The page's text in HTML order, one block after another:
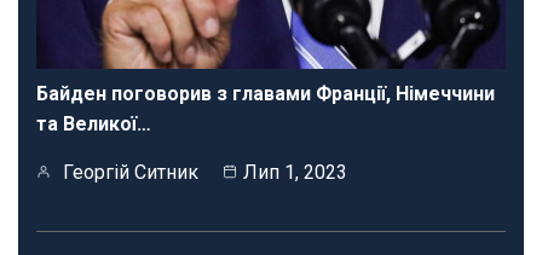
Байден поговорив з главами Франції, Німеччини
та Великої…
Георгій Ситник Лип 1, 2023